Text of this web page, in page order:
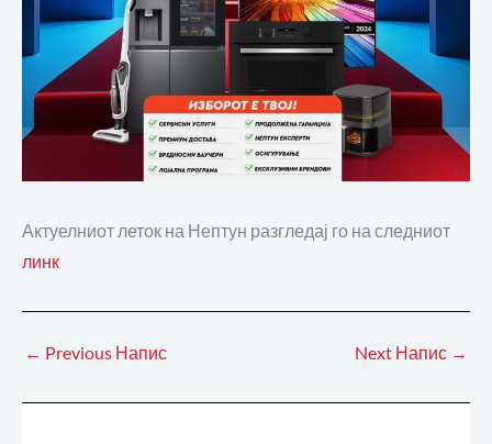
Актуелниот леток на Нептун разгледај го на следниот
линк
← Previous Напис Next Напис →